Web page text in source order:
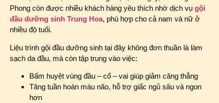
Phong còn được nhiều khách hàng yêu thích nhờ dịch vụ gội
đầu dưỡng sinh Trung Hoa, phù hợp cho cả nam và nữ ở
nhiều độ tuổi.
Liệu trình gội đầu dưỡng sinh tại đây không đơn thuần là làm
sạch da đầu, mà còn tập trung vào việc:
Bấm huyệt vùng đầu – cổ – vai giúp giảm căng thẳng
Tăng tuần hoàn máu não, hỗ trợ giấc ngủ sâu và ngon
hơn